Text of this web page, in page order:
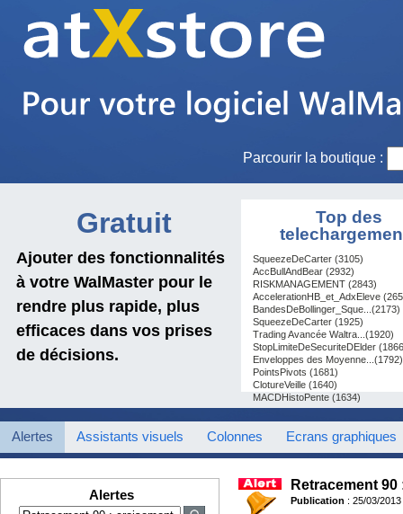
Parcourir la boutique :
Gratuit
Ajouter des fonctionnalités
à votre WalMaster pour le
rendre plus rapide, plus
efficaces dans vos prises
de décisions.
Top des
SqueezeDeCarter (3105)
AccBullAndBear (2932)
RISKMANAGEMENT (2843)
AccelerationHB_et_AdxEleve
BandesDeBollinger_Sque...(2173)
SqueezeDeCarter (1925)
Trading Avancée Waltra...(1920)
StopLimiteDeSecuriteDElder
Enveloppes des Moyenne...(1792)
PointsPivots (1681)
ClotureVeille (1640)
MACDHistoPente (1634)
Alertes Assistants visuels Colonnes Ecrans graphiques
Alertes
Retracement
Publication : 25/03/